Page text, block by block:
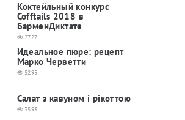
Коктейльный конкурс
Cofftails 2018 в
БарменДиктате
2727
Идеальное пюре: рецепт
Марко Черветти
5295
Салат з кавуном і рікоттою
3593